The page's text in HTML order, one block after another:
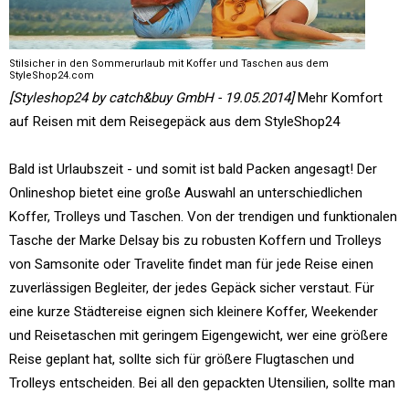
Stilsicher in den Sommerurlaub mit Koffer und Taschen aus dem
StyleShop24.com
[Styleshop24 by catch&buy GmbH - 19.05.2014]Mehr Komfort
auf Reisen mit dem Reisegepäck aus dem StyleShop24
Bald ist Urlaubszeit - und somit ist bald Packen angesagt! Der
Onlineshop bietet eine große Auswahl an unterschiedlichen
Koffer, Trolleys und Taschen. Von der trendigen und funktionalen
Tasche der Marke Delsay bis zu robusten Koffern und Trolleys
von Samsonite oder Travelite findet man für jede Reise einen
zuverlässigen Begleiter, der jedes Gepäck sicher verstaut. Für
eine kurze Städtereise eignen sich kleinere Koffer, Weekender
und Reisetaschen mit geringem Eigengewicht, wer eine größere
Reise geplant hat, sollte sich für größere Flugtaschen und
Trolleys entscheiden. Bei all den gepackten Utensilien, sollte man